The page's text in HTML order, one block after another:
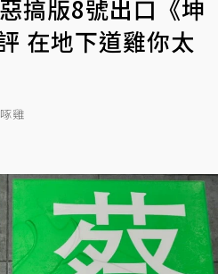
搞版8號出口《坤
在地下道雞你太
雞